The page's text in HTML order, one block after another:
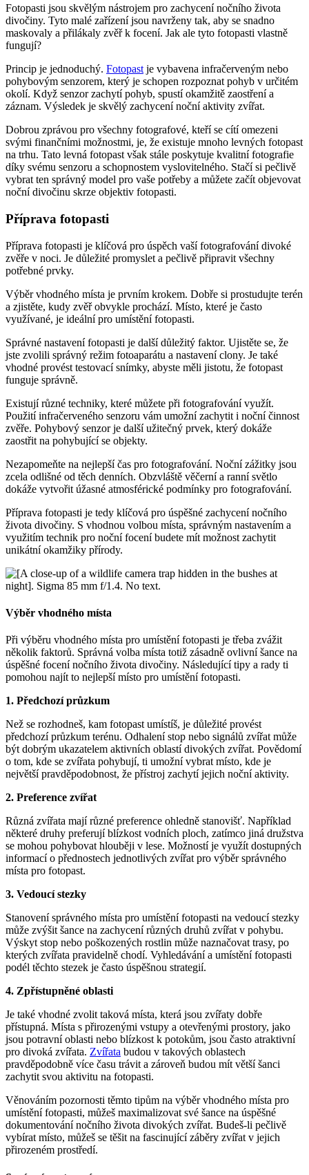
Fotopasti jsou skvělým nástrojem pro zachycení nočního života
divočiny. Tyto malé zařízení jsou navrženy tak, aby se snadno
maskovaly a přilákaly zvěř k focení. Jak ale tyto fotopasti vlastně
fungují?
Princip je jednoduchý. Fotopastje vybavena infračerveným nebo
pohybovým senzorem, který je schopen rozpoznat pohyb v určitém
okolí. Když senzor zachytí pohyb, spustí okamžitě zaostření a
záznam. Výsledek je skvělý zachycení noční aktivity zvířat.
Dobrou zprávou pro všechny fotografové, kteří se cítí omezeni
svými finančními možnostmi, je, že existuje mnoho levných fotopast
na trhu. Tato levná fotopast však stále poskytuje kvalitní fotografie
díky svému senzoru a schopnostem vyslovitelného. Stačí si pečlivě
vybrat ten správný model pro vaše potřeby a můžete začít objevovat
noční divočinu skrze objektiv fotopasti.
Příprava fotopasti
Příprava fotopasti je klíčová pro úspěch vaší fotografování divoké
zvěře v noci. Je důležité promyslet a pečlivě připravit všechny
potřebné prvky.
Výběr vhodného místa je prvním krokem. Dobře si prostudujte terén
a zjistěte, kudy zvěř obvykle prochází. Místo, které je často
využívané, je ideální pro umístění fotopasti.
Správné nastavení fotopasti je další důležitý faktor. Ujistěte se, že
jste zvolili správný režim fotoaparátu a nastavení clony. Je také
vhodné provést testovací snímky, abyste měli jistotu, že fotopast
funguje správně.
Existují různé techniky, které můžete při fotografování využít.
Použití infračerveného senzoru vám umožní zachytit i noční činnost
zvěře. Pohybový senzor je další užitečný prvek, který dokáže
zaostřit na pohybující se objekty.
Nezapomeňte na nejlepší čas pro fotografování. Noční zážitky jsou
zcela odlišné od těch denních. Obzvláště věčerní a ranní světlo
dokáže vytvořit úžasné atmosférické podmínky pro fotografování.
Příprava fotopasti je tedy klíčová pro úspěšné zachycení nočního
života divočiny. S vhodnou volbou místa, správným nastavením a
využitím technik pro noční focení budete mít možnost zachytit
unikátní okamžiky přírody.
Výběr vhodného místa
Při výběru vhodného místa pro umístění fotopasti je třeba zvážit
několik faktorů. Správná volba místa totiž zásadně ovlivní šance na
úspěšné focení nočního života divočiny. Následující tipy a rady ti
pomohou najít to nejlepší místo pro umístění fotopasti.
1. Předchozí průzkum
Než se rozhodneš, kam fotopast umístíš, je důležité provést
předchozí průzkum terénu. Odhalení stop nebo signálů zvířat může
být dobrým ukazatelem aktivních oblastí divokých zvířat. Povědomí
o tom, kde se zvířata pohybují, ti umožní vybrat místo, kde je
největší pravděpodobnost, že přístroj zachytí jejich noční aktivity.
2. Preference zvířat
Různá zvířata mají různé preference ohledně stanovišť. Například
některé druhy preferují blízkost vodních ploch, zatímco jiná družstva
se mohou pohybovat hlouběji v lese. Možností je využít dostupných
informací o přednostech jednotlivých zvířat pro výběr správného
místa pro fotopast.
3. Vedoucí stezky
Stanovení správného místa pro umístění fotopasti na vedoucí stezky
může zvýšit šance na zachycení různých druhů zvířat v pohybu.
Výskyt stop nebo poškozených rostlin může naznačovat trasy, po
kterých zvířata pravidelně chodí. Vyhledávání a umístění fotopasti
podél těchto stezek je často úspěšnou strategií.
4. Zpřístupněné oblasti
Je také vhodné zvolit taková místa, která jsou zvířaty dobře
přístupná. Místa s přirozenými vstupy a otevřenými prostory, jako
jsou potravní oblasti nebo blízkost k potokům, jsou často atraktivní
pro divoká zvířata. Zvířata budou v takových oblastech
pravděpodobně více času trávit a zároveň budou mít větší šanci
zachytit svou aktivitu na fotopasti.
Věnováním pozornosti těmto tipům na výběr vhodného místa pro
umístění fotopasti, můžeš maximalizovat své šance na úspěšné
dokumentování nočního života divokých zvířat. Budeš-li pečlivě
vybírat místo, můžeš se těšit na fascinující záběry zvířat v jejich
přirozeném prostředí.